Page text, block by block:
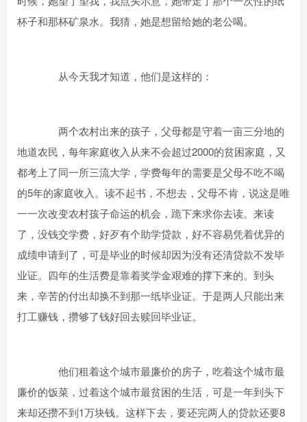
杯子和那杯矿泉水。我猜，她是想留给她的老公喝。
从今天我才知道，他们是这样的：
两个农村出来的孩子，父母都是守着一亩三分地的
地道农民，每年家庭收入从来不会超过2000的贫困家庭，又
都考上了同一所三流大学，学费每年的需要是父母不吃不喝
的5年的家庭收入。读不起书，不想去，父母不肯，说这是唯
一一次改变农村孩子命运的机会，跪下来求你去读。来读
了，没钱交学费，好歹有个助学贷款，好不容易凭着优异的
成绩申请到了，可是毕业的时候却因为没有还清贷款不发毕
业证。四年的生活费是靠着奖学金艰难的撑下来的。到头
来，辛苦的付出却换不到那一纸毕业证。于是两人只能出来
打工赚钱，攒够了钱好回去赎回毕业证。
他们租着这个城市最廉价的房子，吃着这个城市最
廉价的饭菜，过着这个城市最贫困的生活，可是一年到头下
来却还攒不到1万块钱。这样下去，要还完两人的贷款还要8